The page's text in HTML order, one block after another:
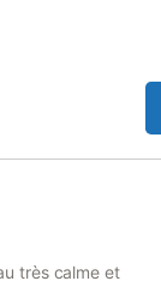
très calme et